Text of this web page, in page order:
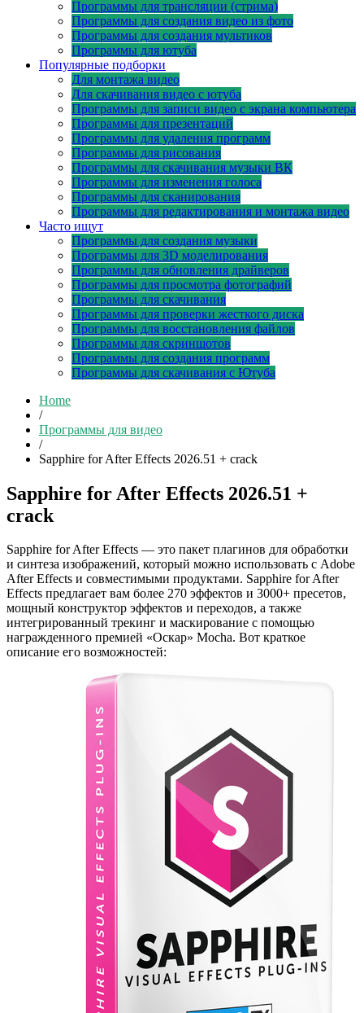
Программы для трансляции (стрима)
Программы для создания видео из фото
Программы для создания мультиков
Программы для ютуба
Популярные подборки
Для монтажа видео
Для скачивания видео с ютуба
Программы для записи видео с экрана компьютера
Программы для презентаций
Программы для удаления программ
Программы для рисования
Программы для скачивания музыки ВК
Программы для изменения голоса
Программы для сканирования
Программы для редактирования и монтажа видео
Часто ищут
Программы для создания музыки
Программы для 3D моделирования
Программы для обновления драйверов
Программы для просмотра фотографий
Программы для скачивания
Программы для проверки жесткого диска
Программы для восстановления файлов
Программы для скриншотов
Программы для создания программ
Программы для скачивания с Ютуба
Home
/
Программы для видео
/
Sapphire for After Effects 2026.51 + crack
Sapphire for After Effects 2026.51 +
crack
Sapphire for After Effects — это пакет плагинов для обработки
и синтеза изображений, который можно использовать с Adobe
After Effects и совместимыми продуктами. Sapphire for After
Effects предлагает вам более 270 эффектов и 3000+ пресетов,
мощный конструктор эффектов и переходов, а также
интегрированный трекинг и маскирование с помощью
награжденного премией «Оскар» Mocha. Вот краткое
описание его возможностей: